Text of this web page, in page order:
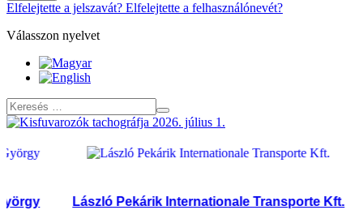
Elfelejtette a jelszavát? Elfelejtette a felhasználónevét?
Válasszon nyelvet
László Pekárik Internationale Transporte Kft.